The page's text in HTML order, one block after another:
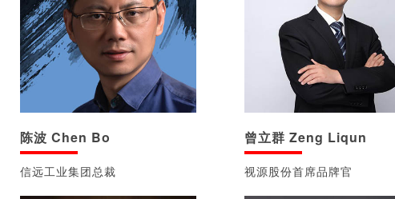
陈波 Chen Bo
信远工业集团总裁
曾立群 Zeng Liqun
视源股份首席品牌官